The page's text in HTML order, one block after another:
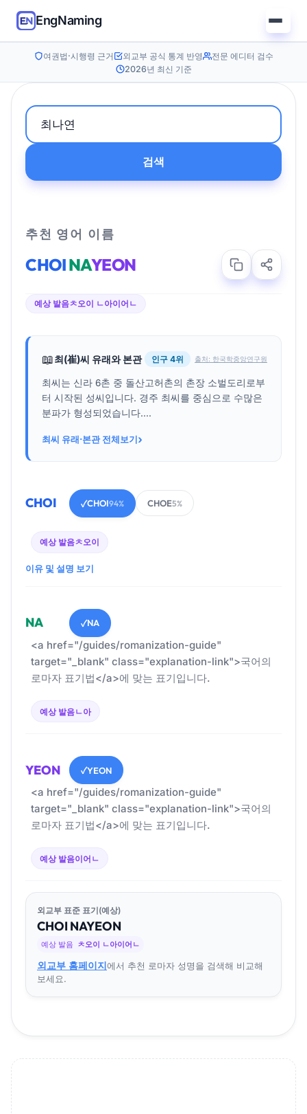
EngNaming
여권법·시행령 근거 외교부 공식 통계 반영
전문 에디터 검수
2026년 최신 기준
검색
추천 영어 이름
CHOINAYEON
예상 발음ㅊ오이 ㄴ아이어ㄴ
📖최(崔)씨 유래와 본관 인구 4위 출처: 한국학중앙연구원
최씨는 신라 6촌 중 돌산고허촌의 촌장 소벌도리로부
터 시작된 성씨입니다. 경주 최씨를 중심으로 수많은
분파가 형성되었습니다....
최씨 유래·본관 전체보기›
CHOI ✓CHOI94% CHOE5%
예상 발음ㅊ오이
이유 및 설명 보기
NA ✓NA
<a href="/guides/romanization-guide"
target="_blank" class="explanation-link">국어의
로마자 표기법</a>에 맞는 표기입니다.
예상 발음ㄴ아
YEON ✓YEON
<a href="/guides/romanization-guide"
target="_blank" class="explanation-link">국어의
로마자 표기법</a>에 맞는 표기입니다.
예상 발음이어ㄴ
외교부 표준 표기(예상)
CHOI NAYEON
예상 발음 ㅊ오이 ㄴ아이어ㄴ
외교부 홈페이지에서 추천 로마자 성명을 검색해 비교해
보세요.